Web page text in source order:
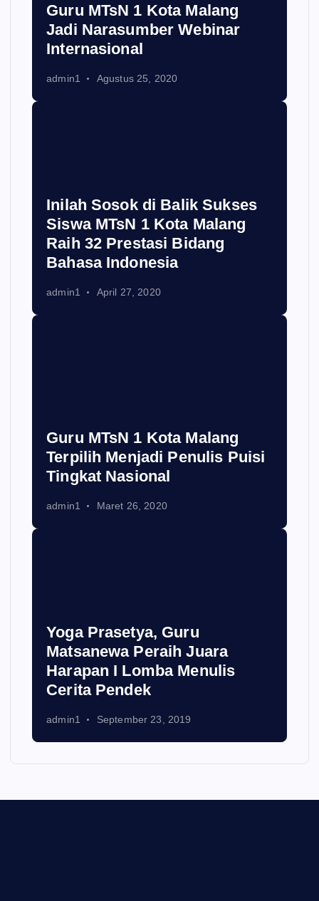
Guru MTsN 1 Kota Malang
Jadi Narasumber Webinar
Internasional
admin1 Agustus 25, 2020
Inilah Sosok di Balik Sukses
Siswa MTsN 1 Kota Malang
Raih 32 Prestasi Bidang
Bahasa Indonesia
admin1 April 27, 2020
Guru MTsN 1 Kota Malang
Terpilih Menjadi Penulis Puisi
Tingkat Nasional
admin1 Maret 26, 2020
Yoga Prasetya, Guru
Matsanewa Peraih Juara
Harapan I Lomba Menulis
Cerita Pendek
admin1 September 23, 2019